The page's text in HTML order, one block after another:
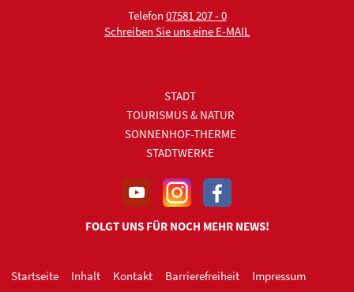
Telefon 07581 207 - 0
Schreiben Sie uns eine E-MAIL
STADT
TOURISMUS & NATUR
SONNENHOF-THERME
STADTWERKE
FOLGT UNS FÜR NOCH MEHR NEWS!
Startseite Inhalt Kontakt Barrierefreiheit Impressum